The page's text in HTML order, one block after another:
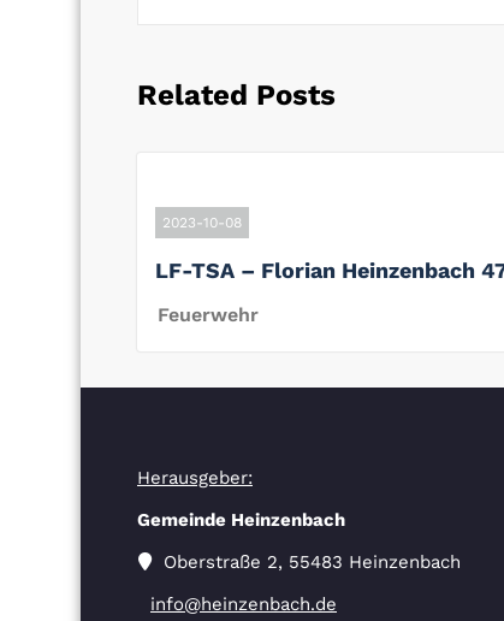
Related Posts
2023-10-08
LF-TSA – Florian Heinzenbach
Feuerwehr
Herausgeber:
Gemeinde Heinzenbach
Oberstraße 2, 55483 Heinzenbach
info@heinzenbach.de